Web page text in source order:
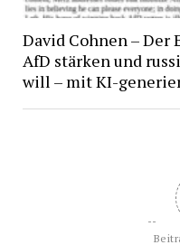
David Cohnen – Der
AfD stärken und
will – mit KI-